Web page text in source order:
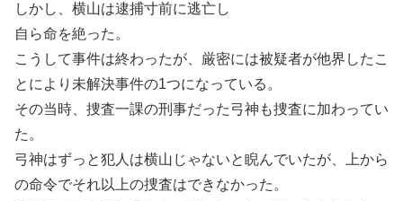
しかし、横山は逮捕寸前に逃亡し
自ら命を絶った。
こうして事件は終わったが、厳密には被疑者が他界したこ
とにより未解決事件の1つになっている。
その当時、捜査一課の刑事だった弓神も捜査に加わってい
た。
弓神はずっと犯人は横山じゃないと睨んでいたが、上から
の命令でそれ以上の捜査はできなかった。